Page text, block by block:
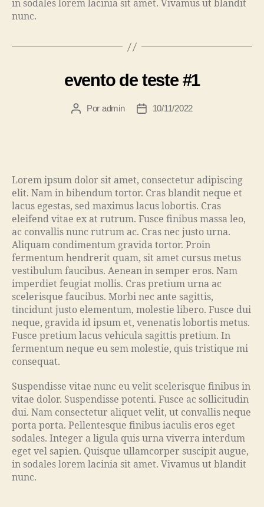
in sodales lorem lacinia sit amet. Vivamus ut blandit
nunc.
evento de teste #1
Por admin 10/11/2022
Lorem ipsum dolor sit amet, consectetur adipiscing
elit. Nam in bibendum tortor. Cras blandit neque et
lacus egestas, sed maximus lacus lobortis. Cras
eleifend vitae ex at rutrum. Fusce finibus massa leo,
ac convallis nunc rutrum ac. Cras nec justo urna.
Aliquam condimentum gravida tortor. Proin
fermentum hendrerit quam, sit amet cursus metus
vestibulum faucibus. Aenean in semper eros. Nam
imperdiet feugiat mollis. Cras pretium urna ac
scelerisque faucibus. Morbi nec ante sagittis,
tincidunt justo elementum, molestie libero. Fusce dui
neque, gravida id ipsum et, venenatis lobortis metus.
Fusce pretium lacus vehicula sagittis pretium. In
fermentum neque eu sem molestie, quis tristique mi
consequat.
Suspendisse vitae nunc eu velit scelerisque finibus in
vitae dolor. Suspendisse potenti. Fusce ac sollicitudin
dui. Nam consectetur aliquet velit, ut convallis neque
porta porta. Pellentesque finibus iaculis eros eget
sodales. Integer a ligula quis urna viverra interdum
eget vel sapien. Quisque ullamcorper suscipit augue,
in sodales lorem lacinia sit amet. Vivamus ut blandit
nunc.